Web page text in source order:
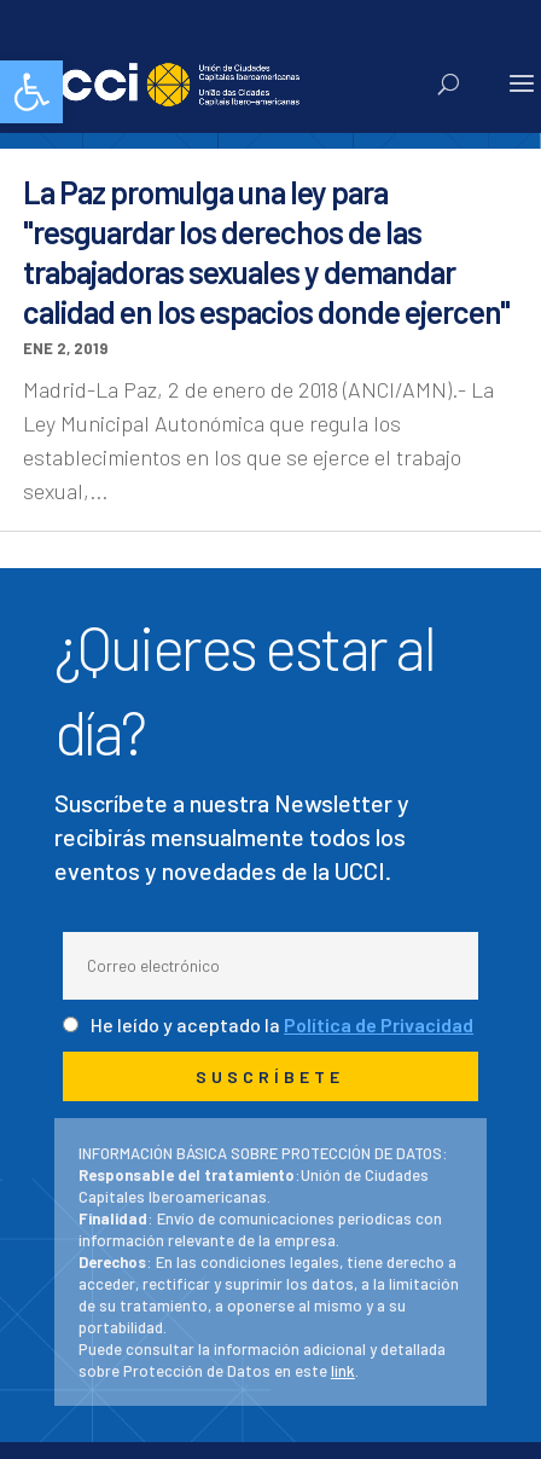
Abrir barra de herramientasonaem
La Paz promulga una ley para
"resguardar los derechos de las
trabajadoras sexuales y demandar
calidad en los espacios donde ejercen"
ENE 2, 2019
Madrid-La Paz, 2 de enero de 2018 (ANCI/AMN).- La
Ley Municipal Autonómica que regula los
establecimientos en los que se ejerce el trabajo
sexual,...
¿Quieres estar al
día?
Suscríbete a nuestra Newsletter y
recibirás mensualmente todos los
eventos y novedades de la UCCI.
He leído y aceptado la Política de Privacidad
INFORMACIÓN BÁSICA SOBRE PROTECCIÓN DE DATOS:
Responsable del tratamiento:Unión de Ciudades
Capitales Iberoamericanas.
Finalidad: Envío de comunicaciones periodicas con
información relevante de la empresa.
Derechos: En las condiciones legales, tiene derecho a
acceder, rectificar y suprimir los datos, a la limitación
de su tratamiento, a oponerse al mismo y a su
portabilidad.
Puede consultar la información adicional y detallada
sobre Protección de Datos en estelink